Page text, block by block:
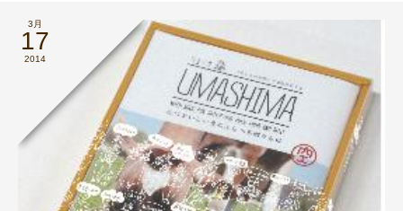
3月
17
2014